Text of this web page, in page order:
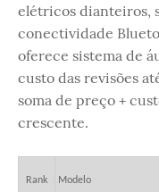
elétricos dianteiros,
conectividade
oferece sistema de
custo das revisões
soma de preço +
crescente.
Rank Modelo